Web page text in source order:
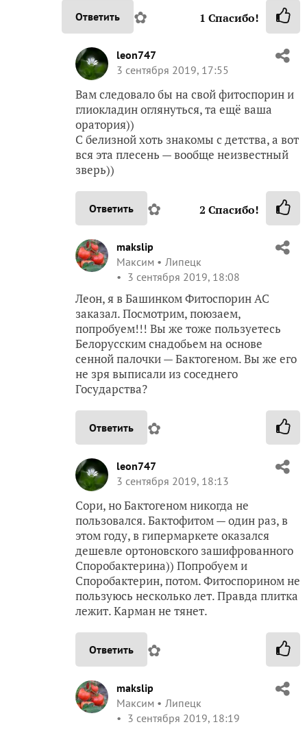
Ответить ✿ 1 Спасибо!
leon747
3 сентября 2019, 17:55
Вам следовало бы на свой фитоспорин и
глиокладин оглянуться, та ещё ваша
оратория))
С белизной хоть знакомы с детства, а вот
вся эта плесень — вообще неизвестный
зверь))
Ответить ✿ 2 Спасибо!
makslip
Максим
Липецк
3 сентября 2019, 18:08
Леон, я в Башинком Фитоспорин АС
заказал. Посмотрим, поюзаем,
попробуем!!! Вы же тоже пользуетесь
Белорусским снадобьем на основе
сенной палочки — Бактогеном. Вы же его
не зря выписали из соседнего
Государства?
Ответить ✿
leon747
3 сентября 2019, 18:13
Сори, но Бактогеном никогда не
пользовался. Бактофитом — один раз, в
этом году, в гипермаркете оказался
дешевле ортоновского зашифрованного
Споробактерина)) Попробуем и
Споробактерин, потом. Фитоспорином не
пользуюсь несколько лет. Правда плитка
лежит. Карман не тянет.
Ответить ✿
makslip
Максим
Липецк
3 сентября 2019, 18:19